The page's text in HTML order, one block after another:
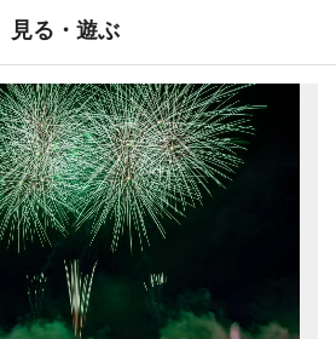
見る・遊ぶ